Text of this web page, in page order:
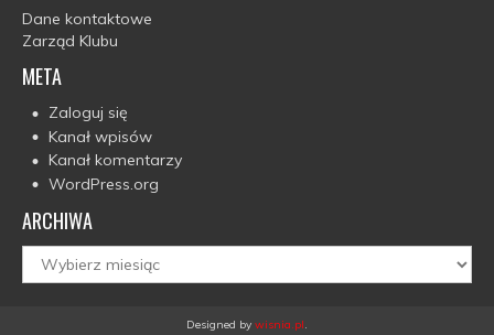
Dane kontaktowe
Zarząd Klubu
META
Zaloguj się
Kanał wpisów
Kanał komentarzy
WordPress.org
ARCHIWA
Archiwa
Designed by wisnia.pl.